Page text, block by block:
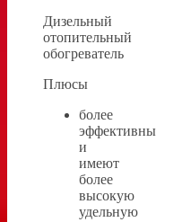
Дизельный
отопительный
обогреватель
Плюсы
более
эффективны
и
имеют
более
высокую
удельную